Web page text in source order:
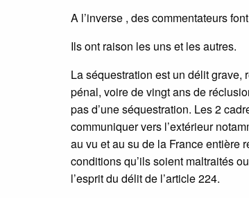
A l’inverse , des commentateurs
Ils ont raison les uns et les autres.
La séquestration est un délit grave,
pénal, voire de vingt ans de
pas d’une séquestration. Les 2
communiquer vers l’extérieur
au vu et au su de la France entière
conditions qu’ils soient maltraités
l’esprit du délit de l’article 224.